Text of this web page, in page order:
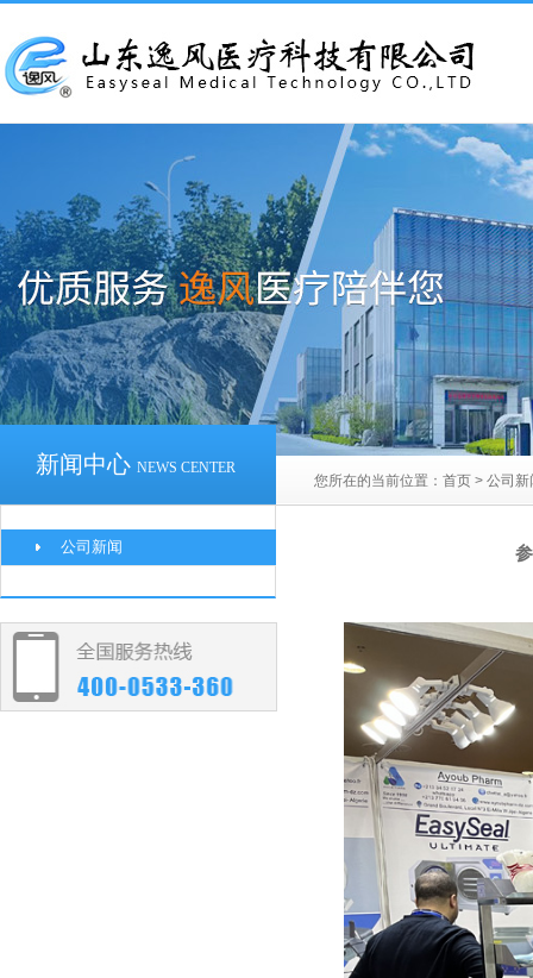
新闻中心 NEWS CENTER
您所在的当前位置： 首页 > 公司新
公司新闻